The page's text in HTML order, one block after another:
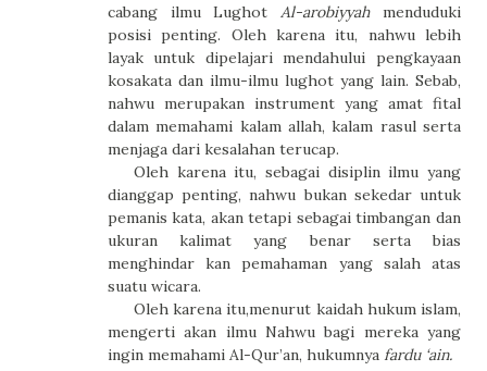
cabang ilmu LughotAl-arobiyyah
menduduki
posisi penting. Oleh karena itu, nahwu lebih
layak untuk dipelajari mendahului pengkayaan
kosakata dan ilmu-ilmu lughot yang lain. Sebab,
nahwu merupakan instrument yang amat fital
dalam memahami kalam allah, kalam rasul serta
menjaga dari kesalahan terucap.
Oleh karena itu, sebagai disiplin ilmu yang
dianggap penting, nahwu bukan sekedar untuk
pemanis kata, akan tetapi sebagai timbangan dan
ukuran kalimat yang benar serta bias
menghindar kan pemahaman yang salah atas
suatu wicara.
Oleh karena itu,menurut kaidah hukum islam,
mengerti akan ilmu Nahwu bagi mereka yang
ingin memahami Al-Qur’an, hukumnya fardu ‘ain.